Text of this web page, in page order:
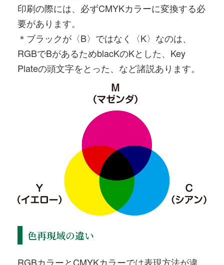
印刷の際には、必ずCMYKカラーに変換する必
要があります。
＊ブラックが〈B〉ではなく〈K〉なのは、
RGBでBがあるためblacKのKとした、Key
Plateの頭文字をとった、など諸説あります。
色再現域の違い
RGBカラーとCMYKカラーでは表現方法が違